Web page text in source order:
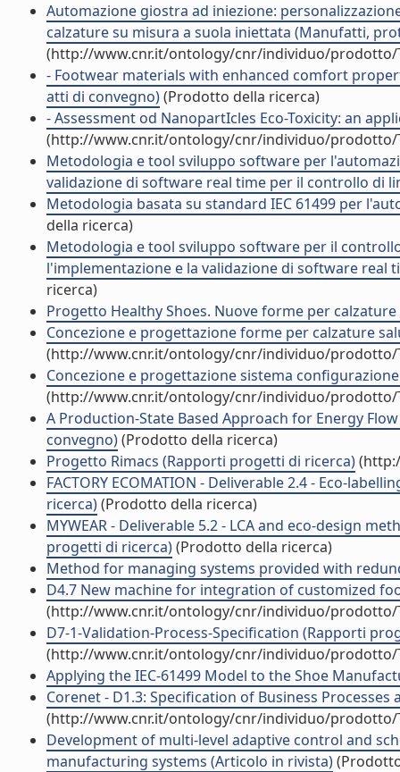
Automazione giostra ad iniezione:
calzature su misura a suola iniettata (Manufatti,
(http://www.cnr.it/ontology/cnr/individuo/prodotto/
- Footwear materials with enhanced comfort
atti di convegno)(Prodotto della ricerca)
- Assessment od NanopartIcles Eco-Toxicity: an
(http://www.cnr.it/ontology/cnr/individuo/prodotto/
Metodologia e tool sviluppo software per
validazione di software real time per il controllo di
Metodologia basata su standard IEC 61499 per
della ricerca)
Metodologia e tool sviluppo software per il
l'implementazione e la validazione di software
ricerca)
Progetto Healthy Shoes. Nuove forme per
Concezione e progettazione forme per calzature
(http://www.cnr.it/ontology/cnr/individuo/prodotto/
Concezione e progettazione sistema
(http://www.cnr.it/ontology/cnr/individuo/prodotto/
A Production-State Based Approach for Energy
convegno)(Prodotto della ricerca)
Progetto Rimacs (Rapporti progetti di ricerca)
FACTORY ECOMATION - Deliverable 2.4 - Eco-
ricerca)(Prodotto della ricerca)
MYWEAR - Deliverable 5.2 - LCA and eco-design
progetti di ricerca)(Prodotto della ricerca)
Method for managing systems provided with
D4.7 New machine for integration of customized
(http://www.cnr.it/ontology/cnr/individuo/prodotto/
D7-1-Validation-Process-Specification (Rapporti
(http://www.cnr.it/ontology/cnr/individuo/prodotto/
Applying the IEC-61499 Model to the Shoe
Corenet - D1.3: Specification of Business
(http://www.cnr.it/ontology/cnr/individuo/prodotto/
Development of multi-level adaptive control and
manufacturing systems (Articolo in rivista)